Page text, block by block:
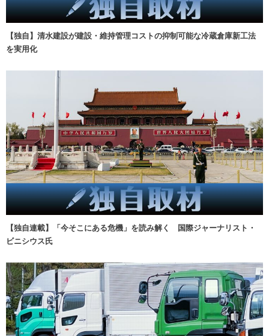
【独自】清水建設が建設・維持管理コストの抑制可能な冷蔵倉庫新工法
を実用化
【独自連載】「今そこにある危機」を読み解く 国際ジャーナリスト・
ビニシウス氏